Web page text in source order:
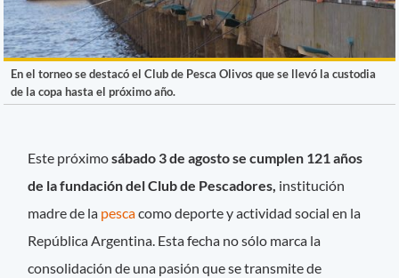
En el torneo se destacó el Club de Pesca Olivos que se llevó la custodia
de la copa hasta el próximo año.
Este próximosábado 3 de agosto se cumplen 121 años
de la fundación del Club de Pescadores, institución
madre de la pescacomo deporte y actividad social en la
República Argentina. Esta fecha no sólo marca la
consolidación de una pasión que se transmite de